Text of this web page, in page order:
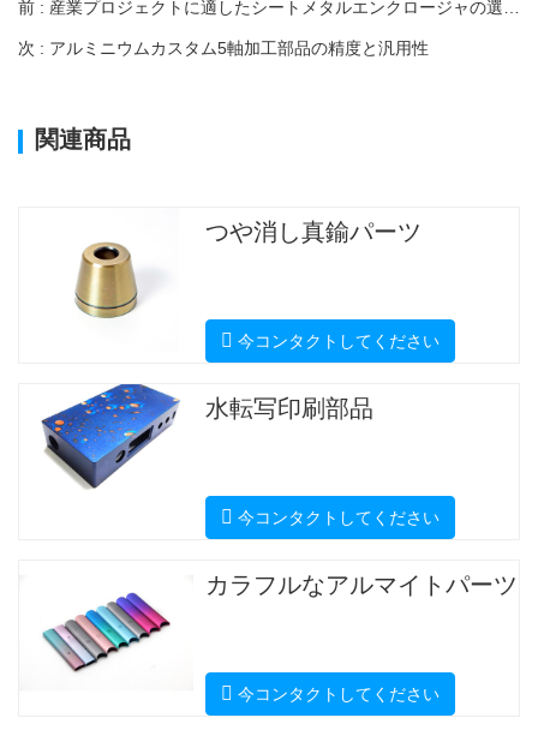
次 : アルミニウムカスタム5軸加工部品の精度と汎用性
関連商品
つや消し真鍮パーツ
今コンタクトしてください
水転写印刷部品
今コンタクトしてください
カラフルなアルマイトパーツ
今コンタクトしてください